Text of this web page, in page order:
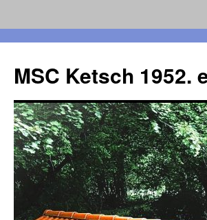
springen
MSC Ketsch 1952.